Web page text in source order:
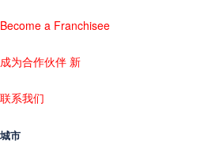
Become a Franchisee
成为合作伙伴 新
联系我们
城市